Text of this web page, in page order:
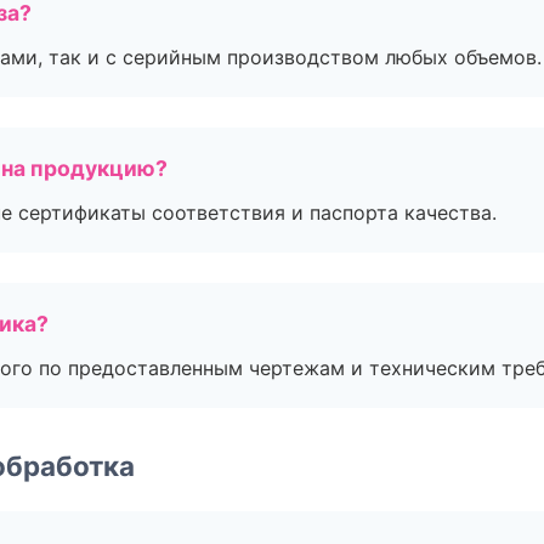
так и с серийным производством любых объемов.
продукцию?
соответствия и паспорта качества.
по предоставленным чертежам и техническим